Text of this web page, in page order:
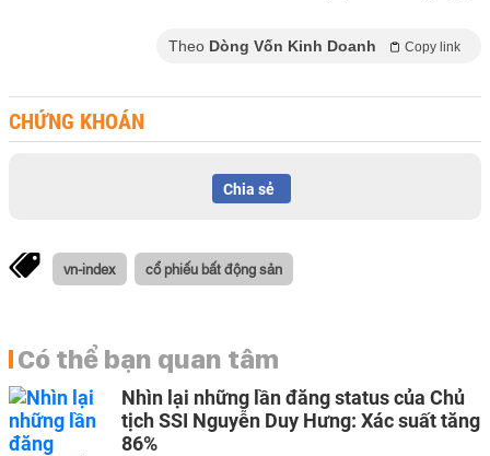
Theo Dòng Vốn Kinh Doanh Copy link
CHỨNG KHOÁN
Chia sẻ
vn-index cổ phiếu bất động sản
Có thể bạn quan tâm
Nhìn lại những lần đăng status của Chủ
tịch SSI Nguyễn Duy Hưng: Xác suất tăng
86%